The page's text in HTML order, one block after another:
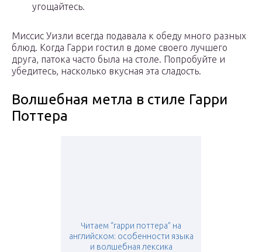
угощайтесь.
Миссис Уизли всегда подавала к обеду много разных
блюд. Когда Гарри гостил в доме своего лучшего
друга, патока часто была на столе. Попробуйте и
убедитесь, насколько вкусная эта сладость.
Волшебная метла в стиле Гарри
Поттера
Читаем “гарри поттера” на
английском: особенности языка
и волшебная лексика